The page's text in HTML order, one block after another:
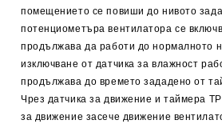
помещението се повиши до нивото
потенциометъра вентилатора се
продължава да работи до нормалното
изключване от датчика за влажност
продължава до времето зададено от
Чрез датчика за движение и таймера
за движение засече движение